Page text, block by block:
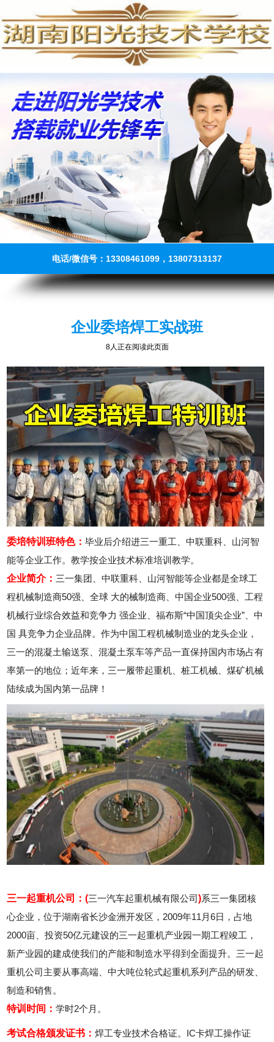
电话/微信号：13308461099，13807313137
企业委培焊工实战班
8人正在阅读此页面
委培特训班特色：毕业后介绍进三一重工、中联重科、山河智
能等企业工作。教学按企业技术标准培训教学。
企业简介：三一集团、中联重科、山河智能等企业都是全球工
程机械制造商50强、全球 大的械制造商、中国企业500强、工程
机械行业综合效益和竞争力 强企业、福布斯“中国顶尖企业”、中
国 具竞争力企业品牌。作为中国工程机械制造业的龙头企业，
三一的混凝土输送泵、混凝土泵车等产品一直保持国内市场占有
率第一的地位；近年来，三一履带起重机、桩工机械、煤矿机械
陆续成为国内第一品牌！
三一起重机公司：(三一汽车起重机械有限公司)系三一集团核
心企业，位于湖南省长沙金洲开发区，2009年11月6日，占地
2000亩、投资50亿元建设的三一起重机产业园一期工程竣工，
新产业园的建成使我们的产能和制造水平得到全面提升。三一起
重机公司主要从事高端、中大吨位轮式起重机系列产品的研发、
制造和销售。
特训时间：学时2个月。
考试合格颁发证书：焊工专业技术合格证。IC卡焊工操作证